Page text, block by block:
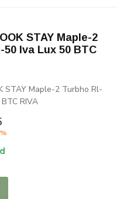
STAY Maple-2
50 Iva Lux 50 BTC
STAY Maple-2 Turbho Rl-
RIVA